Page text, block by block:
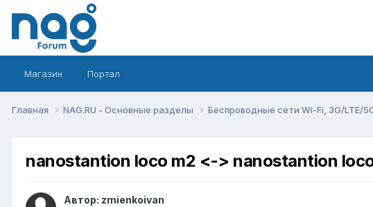
Магазин Портал
Главная NAG.RU - Основные разделы Беспроводные сети Wi-Fi, 3G/LTE/
nanostantion loco m2 <-> nanostantion
Автор: zmienkoivan